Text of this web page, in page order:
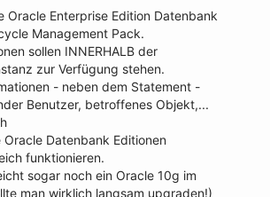
Oracle Enterprise Edition Datenbank
Management Pack.
sollen INNERHALB der
zur Verfügung stehen.
- neben dem Statement -
Benutzer, betroffenes Objekt,...
Oracle Datenbank Editionen
funktionieren.
sogar noch ein Oracle 10g im
man wirklich langsam upgraden!)